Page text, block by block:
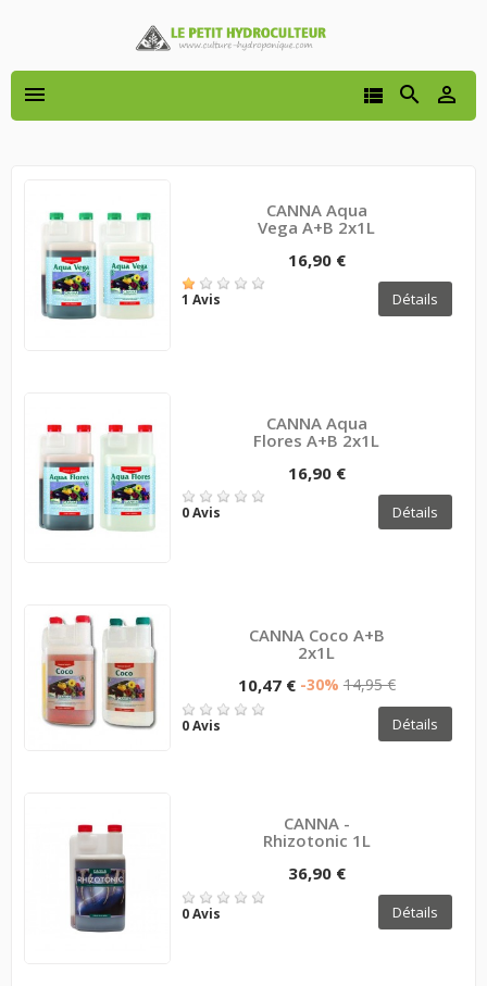
 


CANNA Aqua
Vega A+B 2x1L
16,90 €
1 Avis Détails
CANNA Aqua
Flores A+B 2x1L
16,90 €
0 Avis Détails
CANNA Coco A+B
2x1L
10,47 € -30% 14,95 €
0 Avis Détails
CANNA -
Rhizotonic 1L
36,90 €
0 Avis Détails